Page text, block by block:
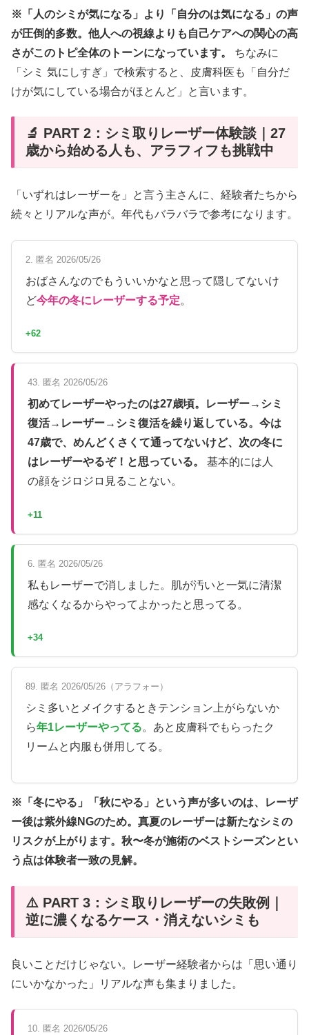
※「人のシミが気になる」より「自分のは気になる」の声
が圧倒的多数。他人への視線よりも自己ケアへの関心の高
さがこのトピ全体のトーンになっています。
ちなみに
「シミ 気にしすぎ」で検索すると、皮膚科医も「自分だ
けが気にしている場合がほとんど」と言います。
🔬 PART 2：シミ取りレーザー体験談｜27
歳から始める人も、アラフィフも挑戦中
「いずれはレーザーを」と言う主さんに、経験者たちから
続々とリアルな声が。年代もバラバラで参考になります。
2. 匿名 2026/05/26
おばさんなのでもういいかなと思って隠してないけ
ど今年の冬にレーザーする予定。
+62
43. 匿名 2026/05/26
初めてレーザーやったのは27歳頃。レーザー→シミ
復活→レーザー→シミ復活を繰り返している。今は
47歳で、めんどくさくて通ってないけど、次の冬に
はレーザーやるぞ！と思っている。
基本的には人
の顔をジロジロ見ることない。
+11
6. 匿名 2026/05/26
私もレーザーで消しました。肌が汚いと一気に清潔
感なくなるからやってよかったと思ってる。
+34
89. 匿名 2026/05/26（アラフォー）
シミ多いとメイクするときテンション上がらないか
ら年1レーザーやってる。あと皮膚科でもらったク
リームと内服も併用してる。
※「冬にやる」「秋にやる」という声が多いのは、レーザ
ー後は紫外線NGのため。真夏のレーザーは新たなシミの
リスクが上がります。秋〜冬が施術のベストシーズンとい
う点は体験者一致の見解。
⚠️ PART 3：シミ取りレーザーの失敗例｜
逆に濃くなるケース・消えないシミも
良いことだけじゃない。レーザー経験者からは「思い通り
にいかなかった」リアルな声も集まりました。
10. 匿名 2026/05/26